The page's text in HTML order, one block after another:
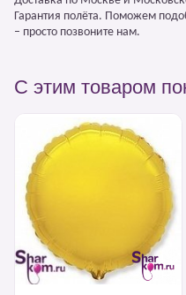
Гарантия полёта. Поможем
– просто позвоните нам.
С этим товаром